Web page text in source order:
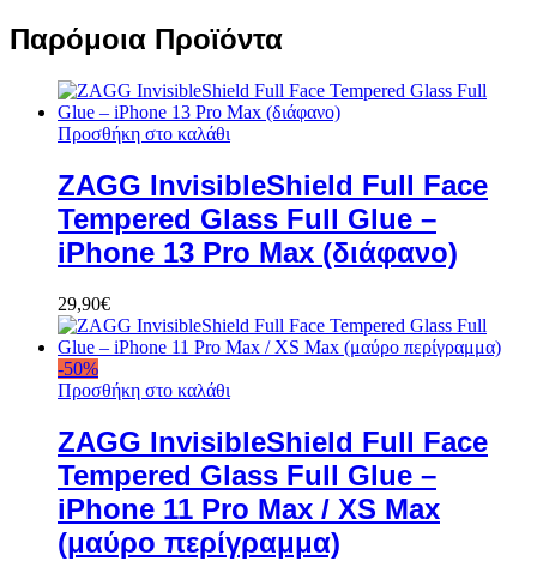
Παρόμοια Προϊόντα
Προσθήκη στο καλάθι
ZAGG InvisibleShield Full Face
Tempered Glass Full Glue –
iPhone 13 Pro Max (διάφανο)
29,90€
-50%
Προσθήκη στο καλάθι
ZAGG InvisibleShield Full Face
Tempered Glass Full Glue –
iPhone 11 Pro Max / XS Max
(μαύρο περίγραμμα)